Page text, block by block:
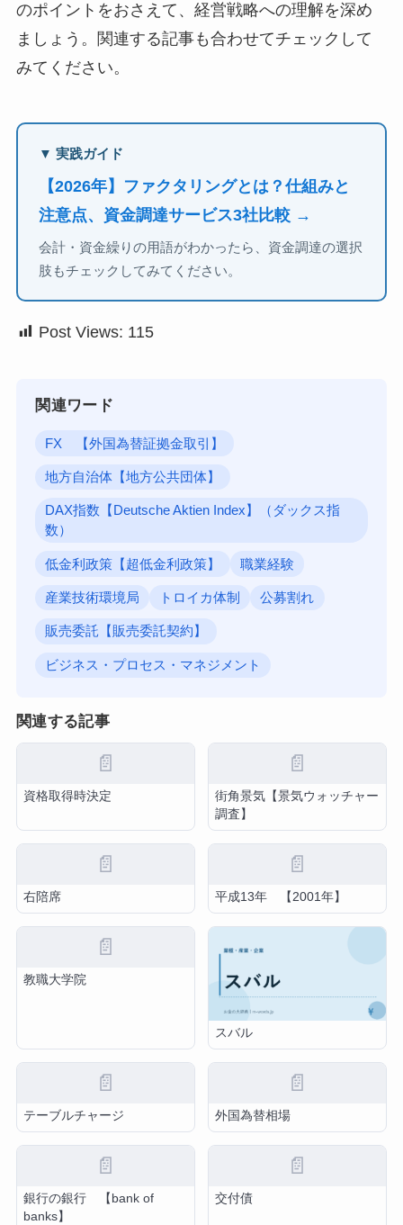
のポイントをおさえて、経営戦略への理解を深め
ましょう。関連する記事も合わせてチェックして
みてください。
▼ 実践ガイド
【2026年】ファクタリングとは？仕組みと
注意点、資金調達サービス3社比較 →
会計・資金繰りの用語がわかったら、資金調達の選択
肢もチェックしてみてください。
Post Views: 115
関連ワード
FX 【外国為替証拠金取引】
地方自治体【地方公共団体】
DAX指数【Deutsche Aktien Index】（ダックス指
数）
低金利政策【超低金利政策】 職業経験
産業技術環境局 トロイカ体制 公募割れ
販売委託【販売委託契約】
ビジネス・プロセス・マネジメント
関連する記事
📄
資格取得時決定
📄
街角景気【景気ウォッチャー
調査】
📄
右陪席
📄
平成13年 【2001年】
📄
教職大学院
スバル
📄
テーブルチャージ
📄
外国為替相場
📄
銀行の銀行 【bank of
banks】
📄
交付債